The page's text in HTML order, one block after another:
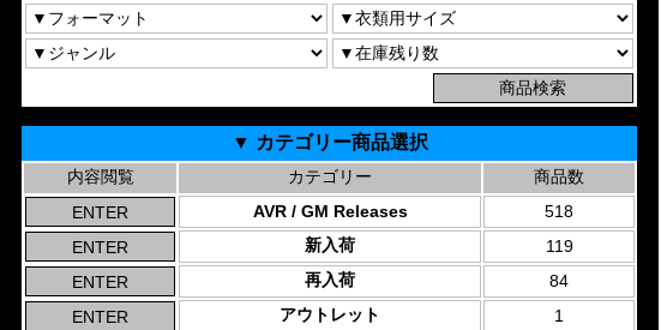
▼ カテゴリー商品選択
内容閲覧 カテゴリー
商品数
AVR / GM Releases
518
新入荷
119
再入荷
84
アウトレット
1